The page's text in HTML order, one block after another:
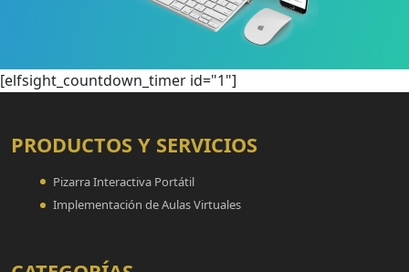
[elfsight_countdown_timer id="1"]
PRODUCTOS Y SERVICIOS
Pizarra Interactiva Portátil
Implementación de Aulas Virtuales